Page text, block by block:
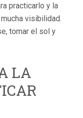
practicarlo y la
visibilidad.
tomar el sol y
LA